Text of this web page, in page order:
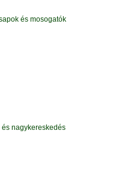
és mosogatók
és nagykereskedés